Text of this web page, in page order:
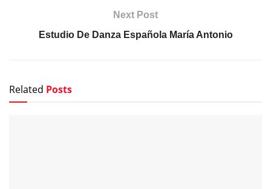
Next Post
Estudio De Danza Española María Antonio
Related Posts